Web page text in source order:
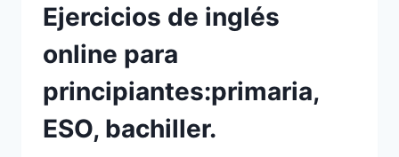
Ejercicios de inglés
online para
principiantes:primaria,
ESO, bachiller.